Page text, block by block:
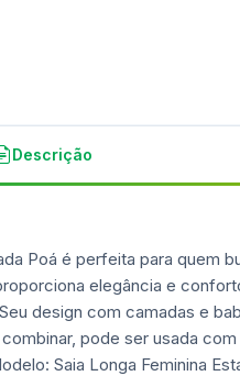
Descrição
Poá é perfeita para
elegância e
design com camadas e
pode ser usada
Saia Longa Feminina